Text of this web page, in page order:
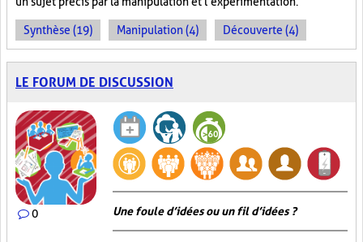
Synthèse (19) Manipulation (4) Découverte (4)
LE FORUM DE DISCUSSION
0 Une foule d’idées ou un fil d’idées ?